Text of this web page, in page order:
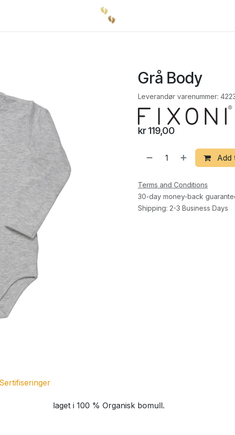
Grå Body
Leverandør varenummer:
kr119,00
Add
Terms and Conditions
30-day money-back
Shipping: 2-3 Business Days
Sertifiseringer
laget i 100 % Organisk bomull.